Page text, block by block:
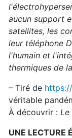
aucun support
satellites, les
leur téléphone
l'humain et
thermiques de
– Tiré de
véritable
À découvrir : Le
UNE LECTURE